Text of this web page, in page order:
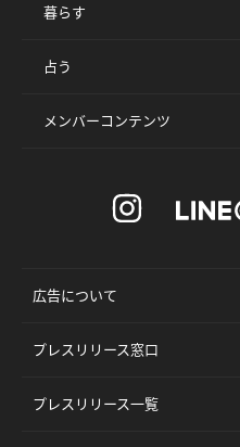
暮らす
占う
メンバーコンテンツ
広告について
プレスリリース窓口
プレスリリース一覧